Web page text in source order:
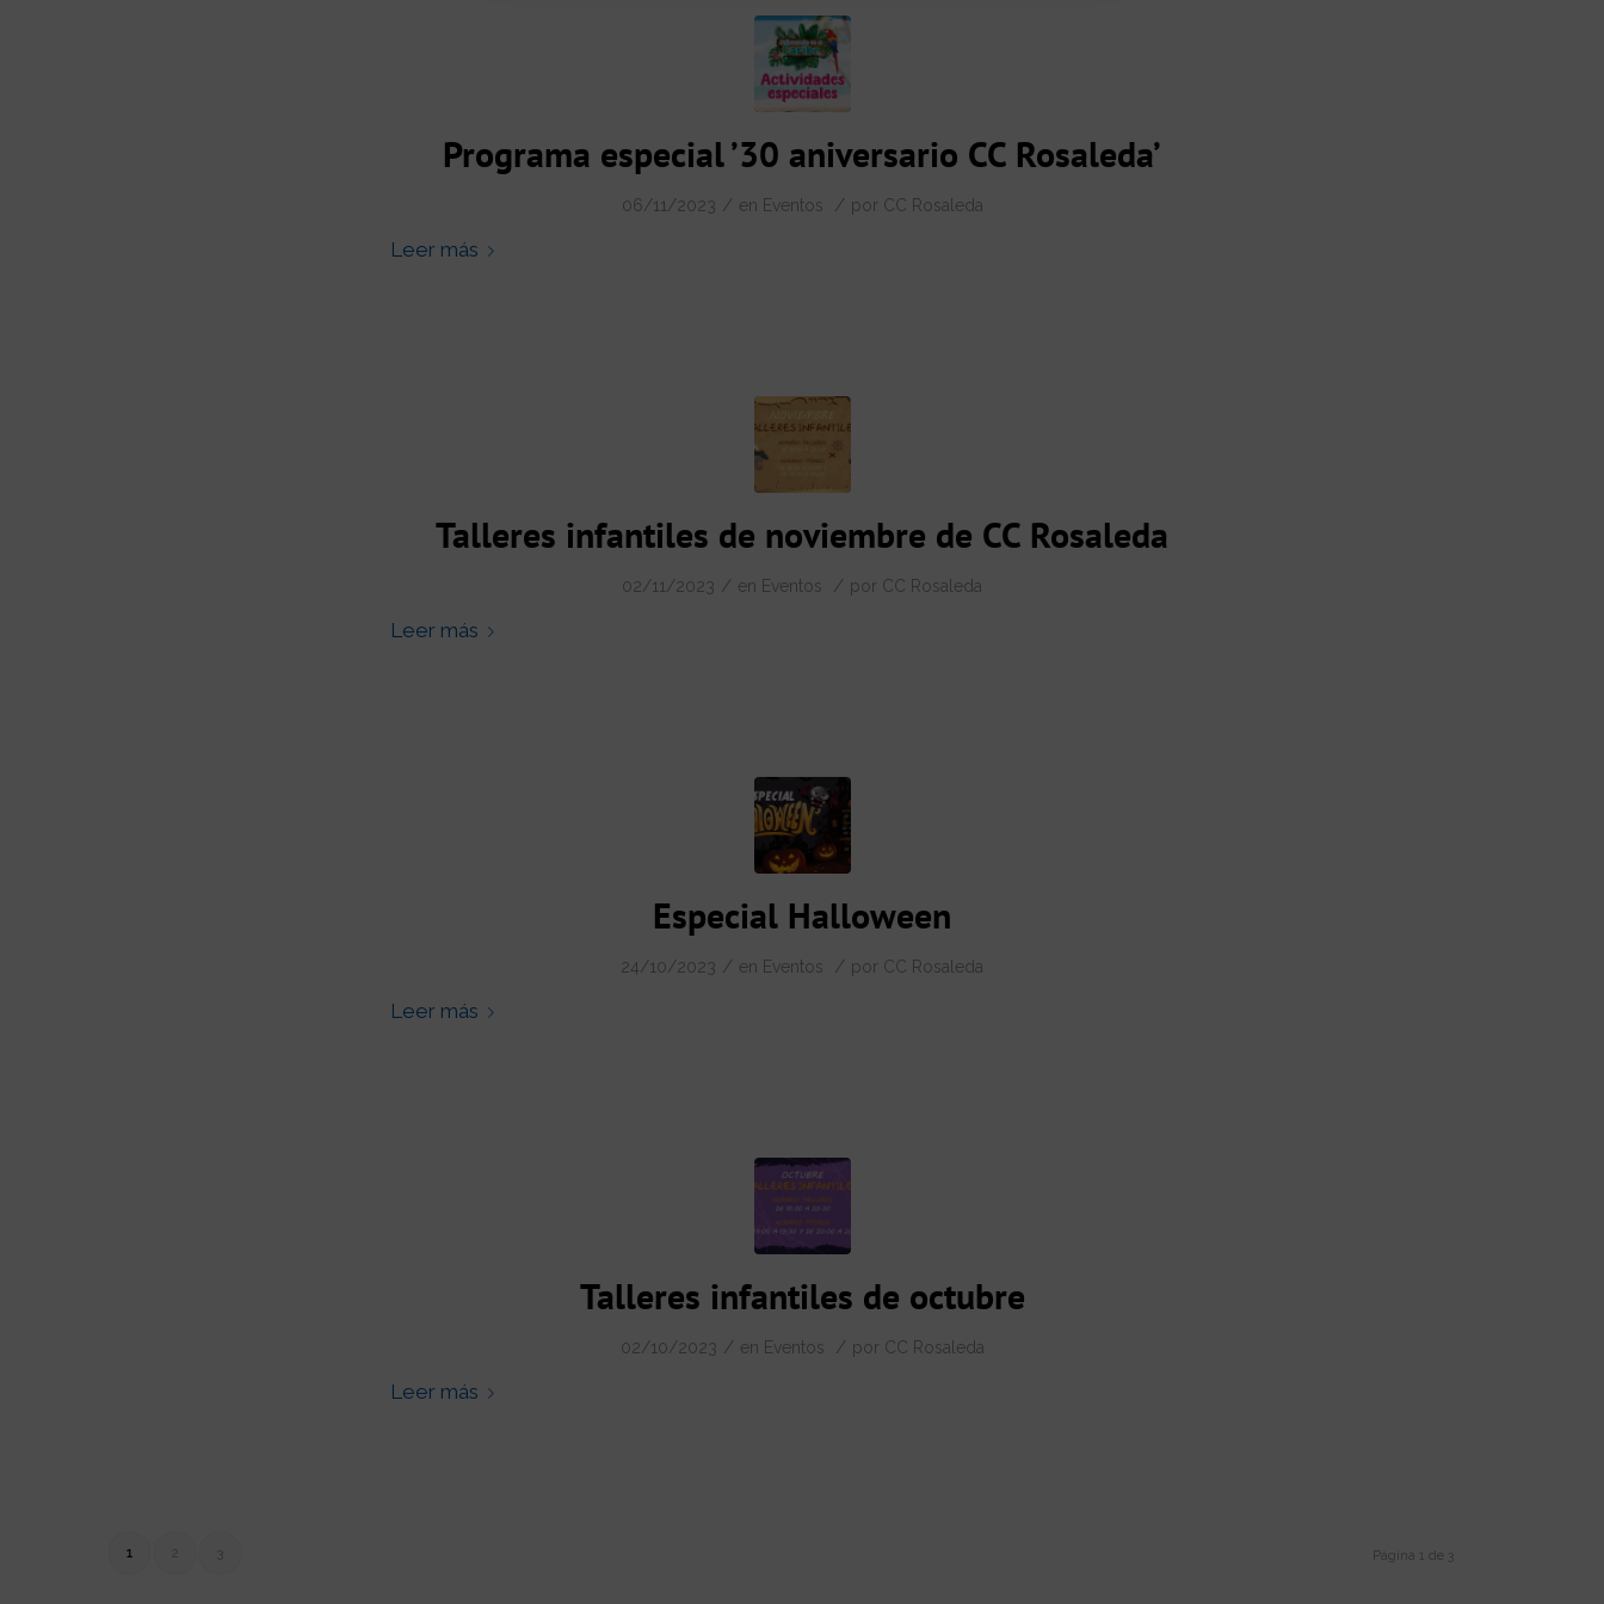
Programa especial ’30 aniversario CC Rosaleda’
06/11/2023 / en Eventos / por CC Rosaleda
Leer más
Talleres infantiles de noviembre de CC Rosaleda
02/11/2023 / en Eventos / por CC Rosaleda
Leer más
Especial Halloween
24/10/2023 / en Eventos / por CC Rosaleda
Leer más
Talleres infantiles de octubre
02/10/2023 / en Eventos / por CC Rosaleda
Leer más
Página 1 de 3
1 3